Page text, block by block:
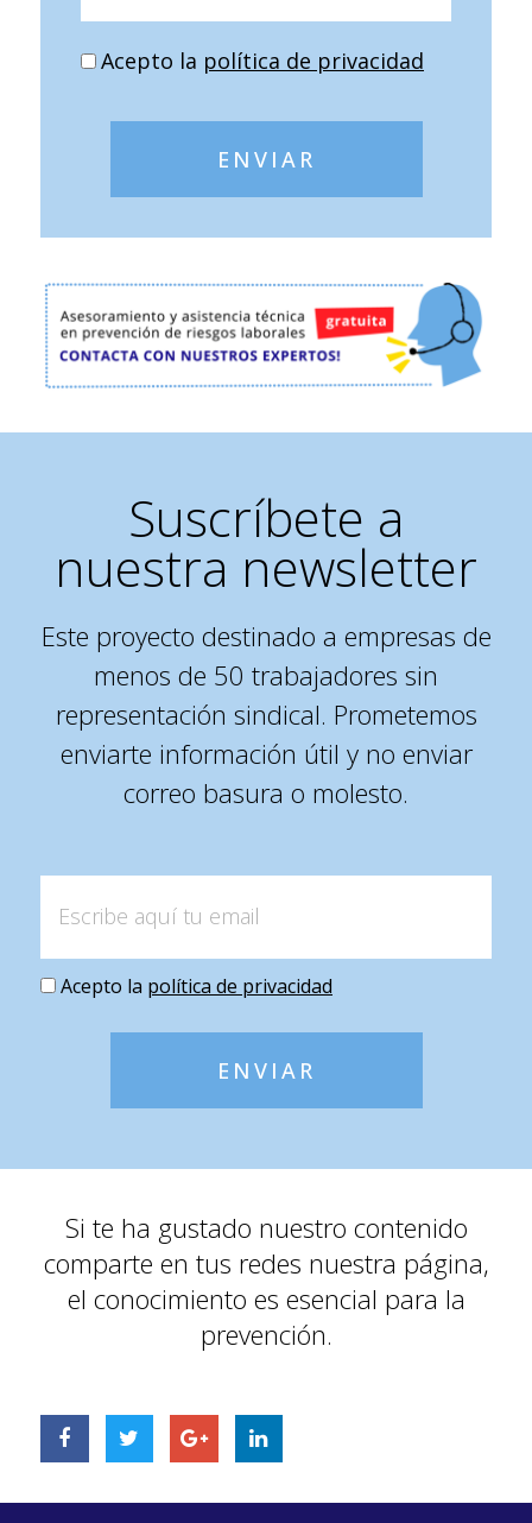
Acepto la política de privacidad
ENVIAR
Suscríbete a
nuestra newsletter
Este proyecto destinado a empresas de
menos de 50 trabajadores sin
representación sindical. Prometemos
enviarte información útil y no enviar
correo basura o molesto.
Acepto la política de privacidad
ENVIAR
Si te ha gustado nuestro contenido
comparte en tus redes nuestra página,
el conocimiento es esencial para la
prevención.